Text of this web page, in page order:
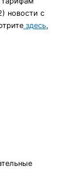
новости с
здесь,